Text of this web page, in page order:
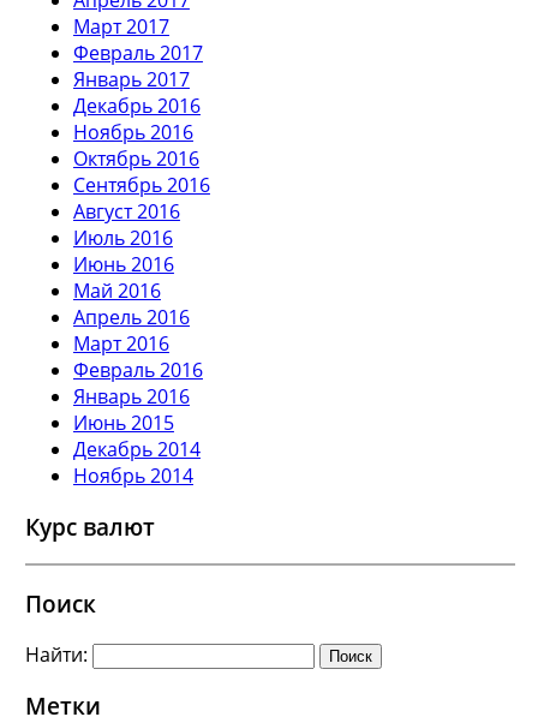
Март 2017
Февраль 2017
Январь 2017
Декабрь 2016
Ноябрь 2016
Октябрь 2016
Сентябрь 2016
Август 2016
Июль 2016
Июнь 2016
Май 2016
Апрель 2016
Март 2016
Февраль 2016
Январь 2016
Июнь 2015
Декабрь 2014
Ноябрь 2014
Курс валют
Поиск
Найти:
Метки